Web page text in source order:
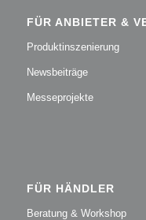
FÜR ANBIETER &
Produktinszenierung
Newsbeiträge
Messeprojekte
FÜR HÄNDLER
Beratung & Workshop